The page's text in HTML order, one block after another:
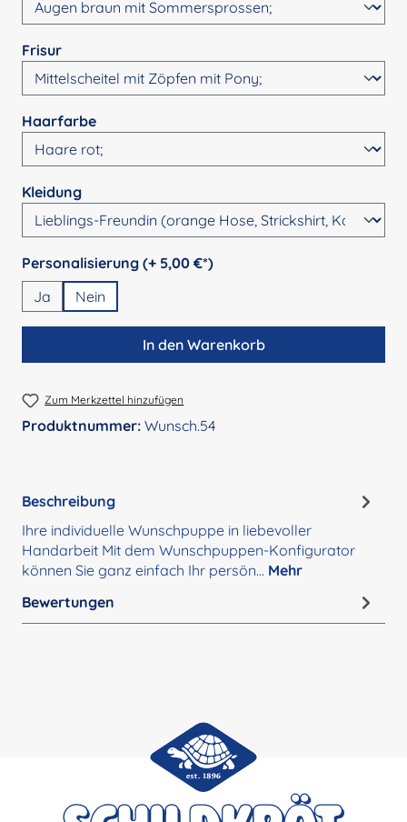
Frisurauswählen
Haarfarbeauswählen
Kleidungauswählen
Personalisierung (+ 5,00 €*)auswählen
Ja
Nein
In den Warenkorb
Zum Merkzettel hinzufügen
Produktnummer: Wunsch.54
Beschreibung
Ihre individuelle Wunschpuppe in liebevoller
Handarbeit Mit dem Wunschpuppen-Konfigurator
können Sie ganz einfach Ihr persön… Mehr
Bewertungen